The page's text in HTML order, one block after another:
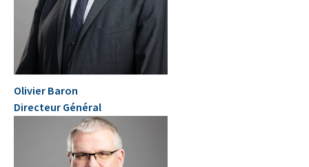
Olivier Baron
Directeur Général